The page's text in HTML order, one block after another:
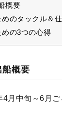
概要
のタックル＆
の3つの心得
船概要
月中旬～6月